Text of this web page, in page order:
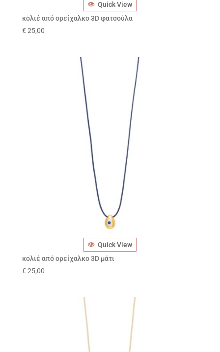
Quick View
κολιέ από ορείχαλκο 3D φατσούλα
€ 25,00
Quick View
κολιέ από ορείχαλκο 3D μάτι
€ 25,00